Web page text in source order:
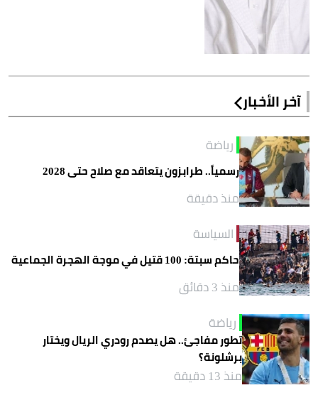
آخر الأخبار
رياضة
رسمياً.. طرابزون يتعاقد مع صلاح حتى 2028
منذ دقيقة
السياسة
حاكم سبتة: 100 قتيل في موجة الهجرة الجماعية
منذ 3 دقائق
رياضة
تطور مفاجئ.. هل يصدم رودري الريال ويختار
برشلونة؟
منذ 13 دقيقة